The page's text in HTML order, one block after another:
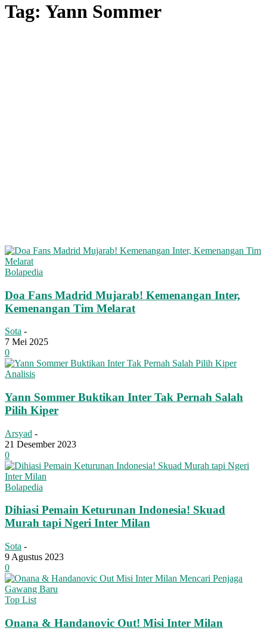
Tag: Yann Sommer
Bolapedia
Doa Fans Madrid Mujarab! Kemenangan Inter,
Kemenangan Tim Melarat
Sota -
7 Mei 2025
0
Analisis
Yann Sommer Buktikan Inter Tak Pernah Salah
Pilih Kiper
Arsyad -
21 Desember 2023
0
Bolapedia
Dihiasi Pemain Keturunan Indonesia! Skuad
Murah tapi Ngeri Inter Milan
Sota -
9 Agustus 2023
0
Top List
Onana & Handanovic Out! Misi Inter Milan